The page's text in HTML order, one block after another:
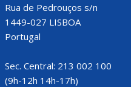
Rua de Pedrouços s/n
1449-027 LISBOA
Portugal
Sec. Central: 213 002 100
(9h-12h 14h-17h)